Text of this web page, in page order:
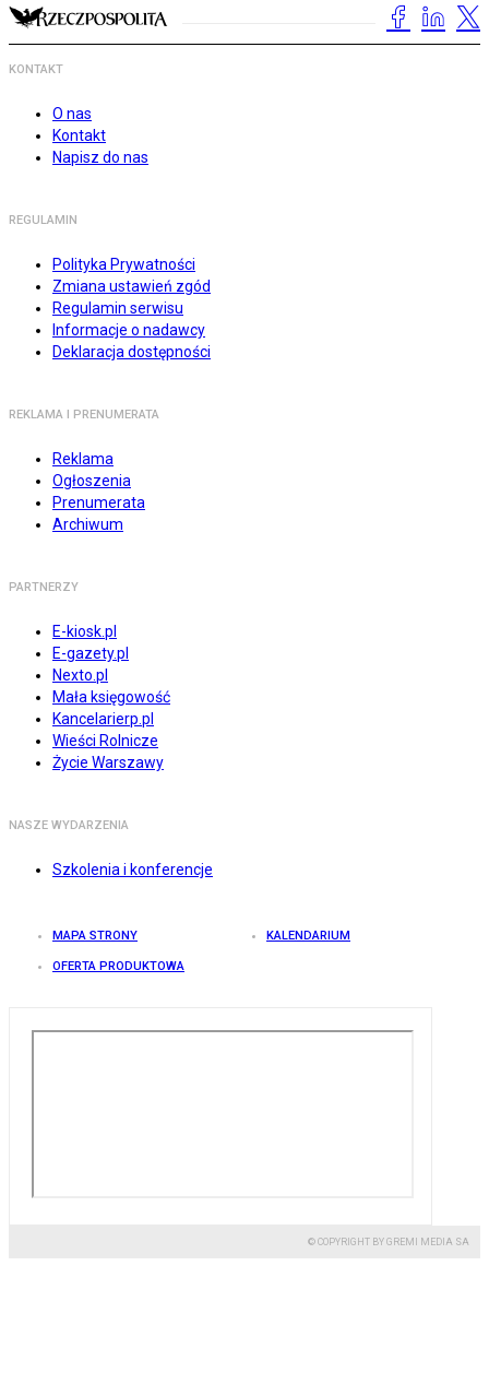
KONTAKT
O nas
Kontakt
Napisz do nas
REGULAMIN
Polityka Prywatności
Zmiana ustawień zgód
Regulamin serwisu
Informacje o nadawcy
Deklaracja dostępności
REKLAMA I PRENUMERATA
Reklama
Ogłoszenia
Prenumerata
Archiwum
PARTNERZY
E-kiosk.pl
E-gazety.pl
Nexto.pl
Mała księgowość
Kancelarierp.pl
Wieści Rolnicze
Życie Warszawy
NASZE WYDARZENIA
Szkolenia i konferencje
MAPA STRONY KALENDARIUM
OFERTA PRODUKTOWA
© COPYRIGHT BY GREMI MEDIA SA